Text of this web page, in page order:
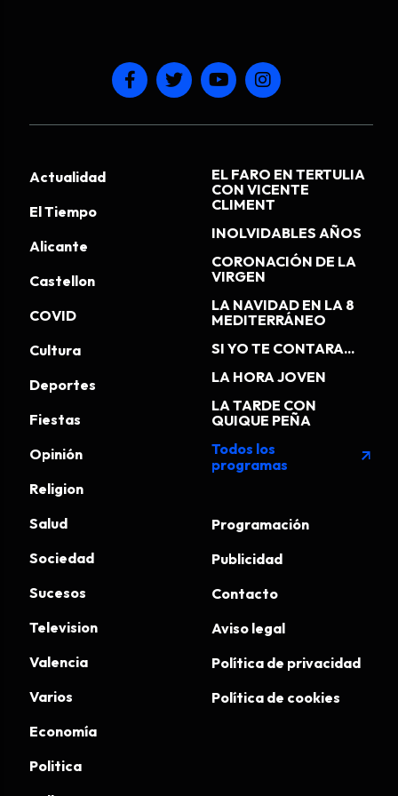
Actualidad
El Tiempo
Alicante
Castellon
COVID
Cultura
Deportes
Fiestas
Opinión
Religion
Salud
Sociedad
Sucesos
Television
Valencia
Varios
Economía
Politica
EL FARO EN TERTULIA
CON VICENTE
CLIMENT
INOLVIDABLES AÑOS
CORONACIÓN DE LA
VIRGEN
LA NAVIDAD EN LA 8
MEDITERRÁNEO
SI YO TE CONTARA...
LA HORA JOVEN
LA TARDE CON
QUIQUE PEÑA
Todos los
programas
arrow_outward
Programación
Publicidad
Contacto
Aviso legal
Política de privacidad
Política de cookies